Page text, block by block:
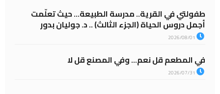
طفولتي في القرية.. مدرسة الطبيعة… حيث تعلّمت
أجمل دروس الحياة (الجزء الثالث) .. د. جوليان بدور
في المطعم قل نعم… وفي المصنع قل لا